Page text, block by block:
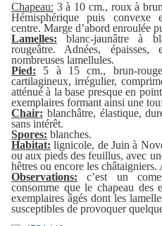
Chapeau: 3 à 10 cm., roux à
Hémisphérique puis convexe
centre. Marge d’abord enroulée
Lamelles: blanc-jaunâtre à
rougeâtre. Adnées, épaisses,
nombreuses lamellules.
Pied: 5 à 15 cm., brun-
cartilagineux, irrégulier,
atténué à la base presque en
exemplaires formant ainsi une
Chair: blanchâtre, élastique,
sans intérêt.
Spores: blanches.
Habitat: lignicole, de Juin à
ou aux pieds des feuillus, avec
hêtres ou encore les châtaigniers.
Observations: c’est un
consomme que le chapeau des
exemplaires âgés dont les
susceptibles de provoquer